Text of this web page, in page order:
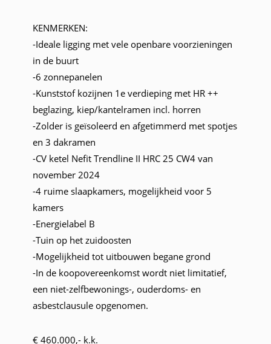
KENMERKEN:
-Ideale ligging met vele openbare voorzieningen
in de buurt
-6 zonnepanelen
-Kunststof kozijnen 1e verdieping met HR ++
beglazing, kiep/kantelramen incl. horren
-Zolder is geïsoleerd en afgetimmerd met spotjes
en 3 dakramen
-CV ketel Nefit Trendline II HRC 25 CW4 van
november 2024
-4 ruime slaapkamers, mogelijkheid voor 5
kamers
-Energielabel B
-Tuin op het zuidoosten
-Mogelijkheid tot uitbouwen begane grond
-In de koopovereenkomst wordt niet limitatief,
een niet-zelfbewonings-, ouderdoms- en
asbestclausule opgenomen.
€ 460.000,- k.k.